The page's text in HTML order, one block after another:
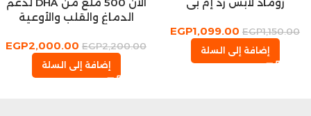
EGP1,150.00
EGP1,099.00
إضافة إلى السلة
الدماغ والقلب والأوعية
90 كبسولة هلامية
EGP2,200.00
EGP2,000.00
إضافة إلى السلة